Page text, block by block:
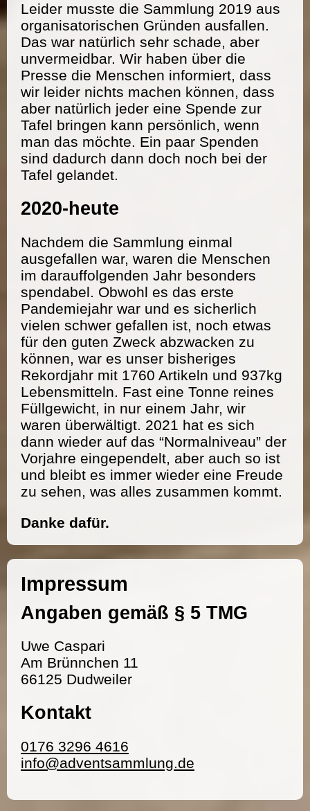
Leider musste die Sammlung 2019 aus
organisatorischen Gründen ausfallen.
Das war natürlich sehr schade, aber
unvermeidbar. Wir haben über die
Presse die Menschen informiert, dass
wir leider nichts machen können, dass
aber natürlich jeder eine Spende zur
Tafel bringen kann persönlich, wenn
man das möchte. Ein paar Spenden
sind dadurch dann doch noch bei der
Tafel gelandet.
2020-heute
Nachdem die Sammlung einmal
ausgefallen war, waren die Menschen
im darauffolgenden Jahr besonders
spendabel. Obwohl es das erste
Pandemiejahr war und es sicherlich
vielen schwer gefallen ist, noch etwas
für den guten Zweck abzwacken zu
können, war es unser bisheriges
Rekordjahr mit 1760 Artikeln und 937kg
Lebensmitteln. Fast eine Tonne reines
Füllgewicht, in nur einem Jahr, wir
waren überwältigt. 2021 hat es sich
dann wieder auf das “Normalniveau” der
Vorjahre eingependelt, aber auch so ist
und bleibt es immer wieder eine Freude
zu sehen, was alles zusammen kommt.
Danke dafür.
Impressum
Angaben gemäß § 5 TMG
Uwe Caspari
Am Brünnchen 11
66125 Dudweiler
Kontakt
0176 3296 4616
info@adventsammlung.de